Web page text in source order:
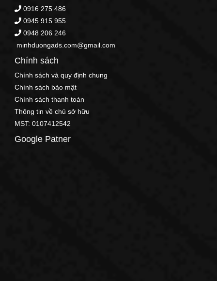
0916 275 486
0945 915 955
0948 206 246
minhduongads.com@gmail.com
Chính sách
Chính sách và quy định chung
Chính sách bảo mật
Chính sách thanh toán
Thông tin về chủ sở hữu
MST: 0107412542
Google Patner